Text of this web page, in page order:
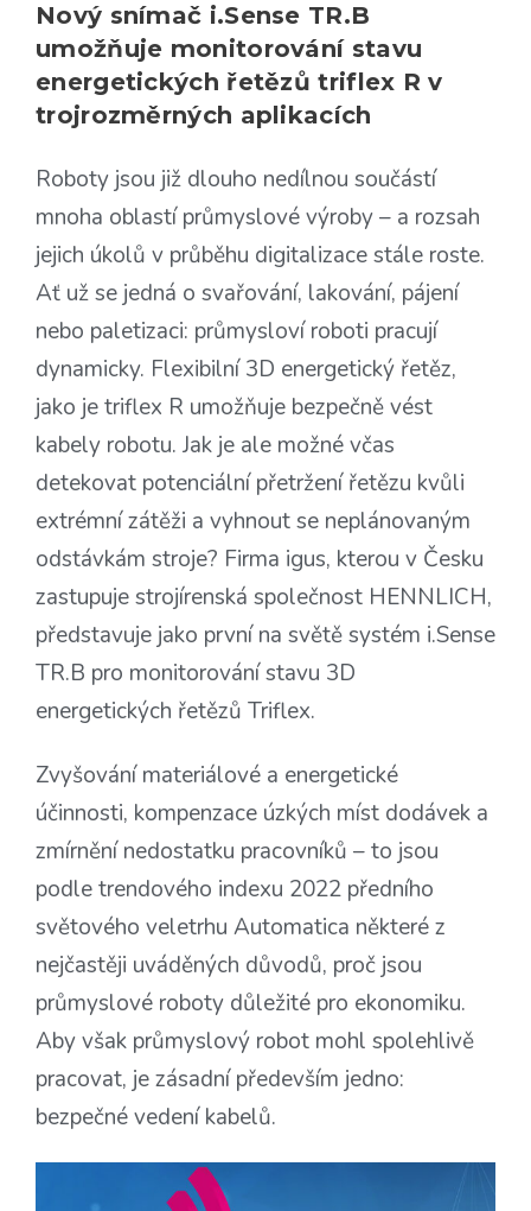
Nový snímač i.Sense TR.B
umožňuje monitorování stavu
energetických řetězů triflex R v
trojrozměrných aplikacích
Roboty jsou již dlouho nedílnou součástí
mnoha oblastí průmyslové výroby – a rozsah
jejich úkolů v průběhu digitalizace stále roste.
Ať už se jedná o svařování, lakování, pájení
nebo paletizaci: průmysloví roboti pracují
dynamicky. Flexibilní 3D energetický řetěz,
jako je triflex R umožňuje bezpečně vést
kabely robotu. Jak je ale možné včas
detekovat potenciální přetržení řetězu kvůli
extrémní zátěži a vyhnout se neplánovaným
odstávkám stroje? Firma igus, kterou v Česku
zastupuje strojírenská společnost HENNLICH,
představuje jako první na světě systém i.Sense
TR.B pro monitorování stavu 3D
energetických řetězů Triflex.
Zvyšování materiálové a energetické
účinnosti, kompenzace úzkých míst dodávek a
zmírnění nedostatku pracovníků – to jsou
podle trendového indexu 2022 předního
světového veletrhu Automatica některé z
nejčastěji uváděných důvodů, proč jsou
průmyslové roboty důležité pro ekonomiku.
Aby však průmyslový robot mohl spolehlivě
pracovat, je zásadní především jedno:
bezpečné vedení kabelů.